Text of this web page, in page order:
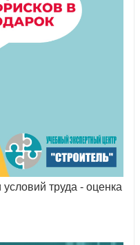
труда - оценка